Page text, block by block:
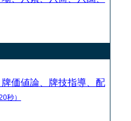
価値論、牌技指導、配
秒）